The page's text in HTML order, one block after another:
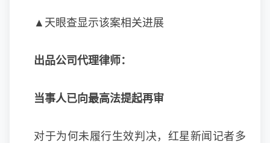
▲天眼查显示该案相关进展
出品公司代理律师：
当事人已向最高法提起再审
对于为何未履行生效判决，红星新闻记者多